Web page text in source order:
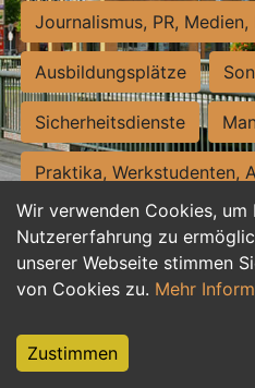
Wir verwenden Cookies, um
Nutzererfahrung zu
unserer Webseite stimmen
von Cookies zu. Mehr
Zustimmen
Journalismus, PR, Medien,
Ausbildungsplätze
Sicherheitsdienste
Praktika, Werkstudenten,
Personalwesen
Hilfskräfte, Aushilfs- und
Weiterbildung, Studium,